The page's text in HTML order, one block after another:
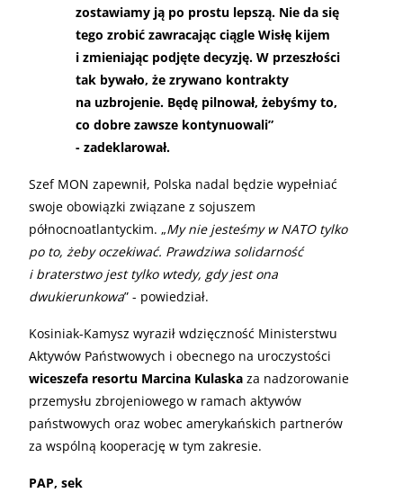
zostawiamy ją po prostu lepszą. Nie da się
tego zrobić zawracając ciągle Wisłę kijem
i zmieniając podjęte decyzję. W przeszłości
tak bywało, że zrywano kontrakty
na uzbrojenie. Będę pilnował, żebyśmy to,
co dobre zawsze kontynuowali”
- zadeklarował.
Szef MON zapewnił, Polska nadal będzie wypełniać
swoje obowiązki związane z sojuszem
północnoatlantyckim. „My nie jesteśmy w NATO tylko
po to, żeby oczekiwać. Prawdziwa solidarność
i braterstwo jest tylko wtedy, gdy jest ona
dwukierunkowa” - powiedział.
Kosiniak-Kamysz wyraził wdzięczność Ministerstwu
Aktywów Państwowych i obecnego na uroczystości
wiceszefa resortu Marcina Kulaska za nadzorowanie
przemysłu zbrojeniowego w ramach aktywów
państwowych oraz wobec amerykańskich partnerów
za wspólną kooperację w tym zakresie.
PAP, sek